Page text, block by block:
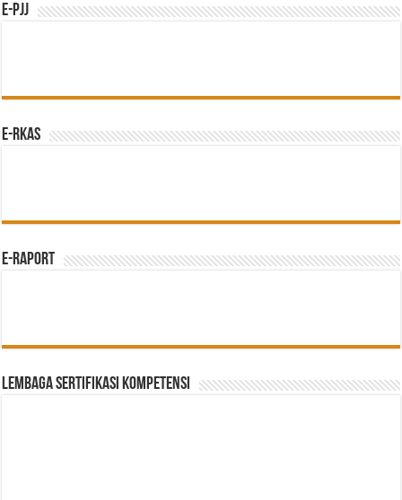
e-PJJ
e-RKAS
E-Raport
Lembaga Sertifikasi Kompetensi